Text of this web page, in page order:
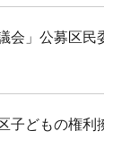
会」公募区民委
子どもの権利擁